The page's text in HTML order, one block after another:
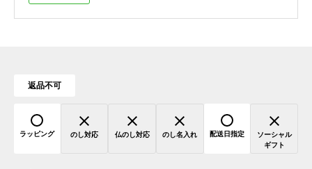
返品不可
ラッピング のし対応 仏のし対応 のし名入れ 配送日指定
ソーシャル
ギフト